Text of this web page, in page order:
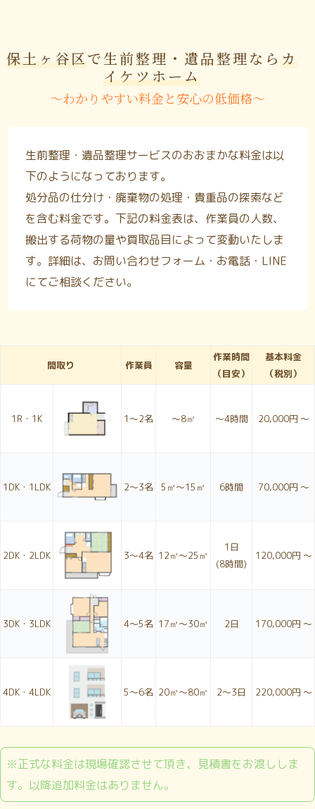
保土ヶ谷区で生前整理・遺品整理なら カ
イケツホーム
〜わかりやすい料金と安心の低価格〜
生前整理・遺品整理サービスのおおまかな料金は以
下のようになっております。
処分品の仕分け・廃棄物の処理・貴重品の探索など
を含む料金です。下記の料金表は、作業員の人数、
搬出する荷物の量や買取品目によって変動いたしま
す。詳細は、お問い合わせフォーム・お電話・LINE
にてご相談ください。
間取り 作業員 容量
作業時間
（目安）
基本料金
（税別）
1R・1K 1〜2名 ～8㎥ ～4時間 20,000円 ～
1DK・1LDK 2〜3名 5㎥～15㎥ 6時間 70,000円 ～
2DK・2LDK 3〜4名 12㎥～25㎥
1日
(8時間)
120,000円 ～
3DK・3LDK 4〜5名 17㎥～30㎥ 2日 170,000円 ～
4DK・4LDK 5〜6名 20㎥～80㎥ 2〜3日 220,000円 ～
※正式な料金は現場確認させて頂き、見積書をお渡ししま
す。以降追加料金はありません。